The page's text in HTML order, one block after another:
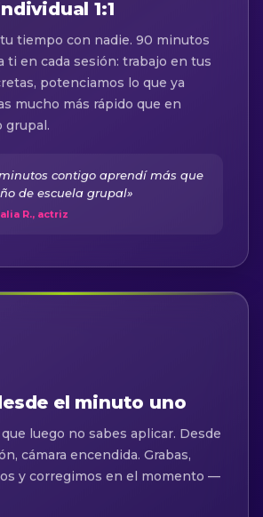
1:1
tiempo con nadie. 90 minutos
ti en cada sesión: trabajo en tus
potenciamos lo que ya
mucho más rápido que en
grupal.
contigo aprendí más que
de escuela grupal»
R., actriz
el minuto uno
luego no sabes aplicar. Desde
cámara encendida. Grabas,
y corregimos en el momento —